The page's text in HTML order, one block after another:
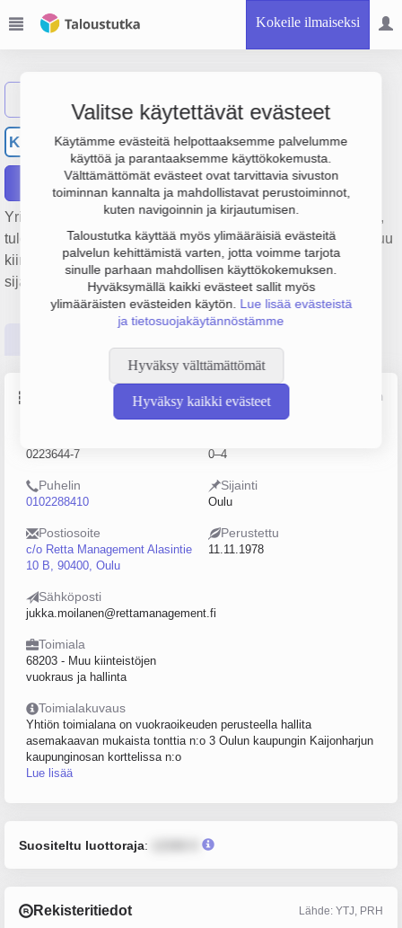
Kokeile ilmaiseksi
Valitse käytettävät evästeet
Käytämme evästeitä helpottaaksemme palvelumme
käyttöä ja parantaaksemme käyttökokemusta.
Välttämättömät evästeet ovat tarvittavia sivuston
toiminnan kannalta ja mahdollistavat perustoiminnot,
kuten navigoinnin ja kirjautumisen.
Taloustutka käyttää myös ylimääräisiä evästeitä
palvelun kehittämistä varten, jotta voimme tarjota
sinulle parhaan mahdollisen käyttökokemuksen.
Hyväksymällä kaikki evästeet sallit myös
ylimääräisten evästeiden käytön. Lue lisää evästeistä
ja tietosuojakäytännöstämme
Hyväksy välttämättömät
Hyväksy kaikki evästeet
KK Kiinteistö Oy Kaijonharju
Raportit
Yrityksen Kiinteistö Oy Kaijonharju liikevaihto on 271 000 €,
tulos 86 000 € ja henkilöstömäärä 1. Sen päätoimiala on Muu
kiinteistöjen vuokraus ja hallinta, perustamisvuosi 1978 ja
sijainti Oulu. Yrityksen yhtiömuoto Osakeyhtiö (OY).
Lähde: YTJ, PRH, Traficom
0223644-7 0–4
Puhelin
0102288410
Sijainti
Oulu
Postiosoite
c/o Retta Management Alasintie
10 B, 90400, Oulu
Perustettu
11.11.1978
Sähköposti
jukka.moilanen@rettamanagement.fi
Toimiala
68203 - Muu kiinteistöjen
vuokraus ja hallinta
Toimialakuvaus
Yhtiön toimialana on vuokraoikeuden perusteella hallita
asemakaavan mukaista tonttia n:o 3 Oulun kaupungin Kaijonharjun
kaupunginosan korttelissa n:o
Lue lisää
Suositeltu luottoraja:
Rekisteritiedot Lähde: YTJ, PRH